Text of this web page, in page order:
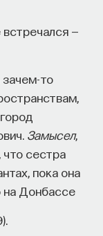
—
то
Замысел,
сестра
пока она
на Донбассе
что, когда
деле.
воле князя.
которое